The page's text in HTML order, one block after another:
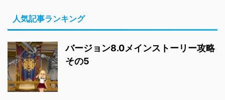
人気記事ランキング
バージョン8.0メインストーリー攻略
その5